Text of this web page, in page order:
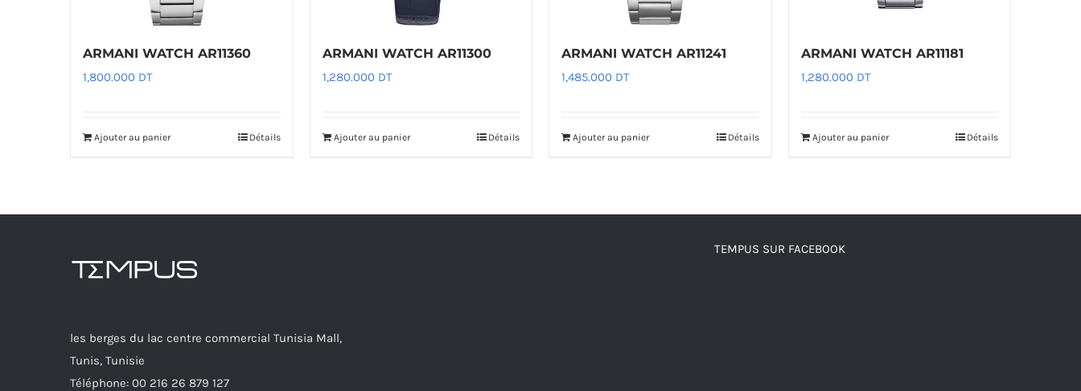
ARMANI WATCH AR11360
1,800.000 DT
Ajouter au panier Détails
ARMANI WATCH AR11300
1,280.000 DT
Ajouter au panier Détails
ARMANI WATCH AR11241
1,485.000 DT
Ajouter au panier Détails
ARMANI WATCH AR11181
1,280.000 DT
Ajouter au panier Détails
les berges du lac centre commercial Tunisia Mall,
Tunis, Tunisie
Téléphone: 00 216 26 879 127
TEMPUS SUR FACEBOOK